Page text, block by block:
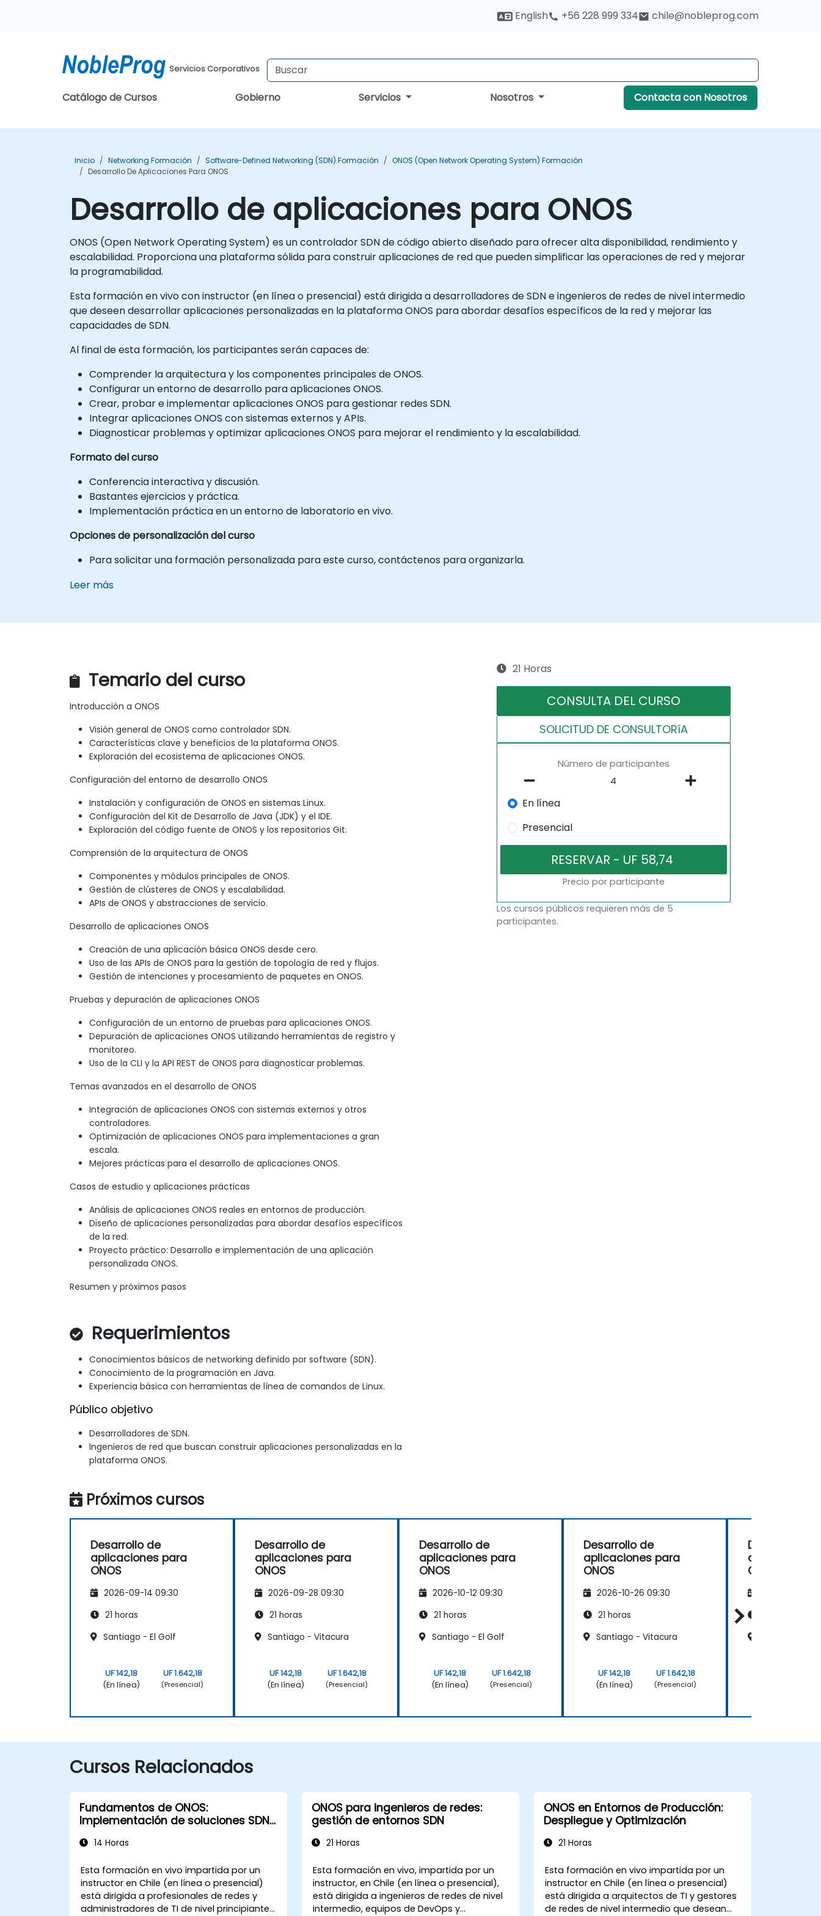
English +56 228 999 334 chile@nobleprog.com
Servicios Corporativos
Catálogo de Cursos Gobierno Servicios Nosotros Contacta con Nosotros
Inicio Networking Formación Software-Defined Networking (SDN) Formación
ONOS (Open Network Operating System) Formación
Desarrollo De Aplicaciones Para ONOS
Desarrollo de aplicaciones para ONOS
ONOS (Open Network Operating System) es un controlador SDN de código abierto diseñado para ofrecer alta disponibilidad, rendimiento y
escalabilidad. Proporciona una plataforma sólida para construir aplicaciones de red que pueden simplificar las operaciones de red y mejorar
la programabilidad.
Esta formación en vivo con instructor (en línea o presencial) está dirigida a desarrolladores de SDN e ingenieros de redes de nivel intermedio
que deseen desarrollar aplicaciones personalizadas en la plataforma ONOS para abordar desafíos específicos de la red y mejorar las
capacidades de SDN.
Al final de esta formación, los participantes serán capaces de:
Comprender la arquitectura y los componentes principales de ONOS.
Configurar un entorno de desarrollo para aplicaciones ONOS.
Crear, probar e implementar aplicaciones ONOS para gestionar redes SDN.
Integrar aplicaciones ONOS con sistemas externos y APIs.
Diagnosticar problemas y optimizar aplicaciones ONOS para mejorar el rendimiento y la escalabilidad.
Formato del curso
Conferencia interactiva y discusión.
Bastantes ejercicios y práctica.
Implementación práctica en un entorno de laboratorio en vivo.
Opciones de personalización del curso
Para solicitar una formación personalizada para este curso, contáctenos para organizarla.
Leer más
Temario del curso
Introducción a ONOS
Visión general de ONOS como controlador SDN.
Características clave y beneficios de la plataforma ONOS.
Exploración del ecosistema de aplicaciones ONOS.
Configuración del entorno de desarrollo ONOS
Instalación y configuración de ONOS en sistemas Linux.
Configuración del Kit de Desarrollo de Java (JDK) y el IDE.
Exploración del código fuente de ONOS y los repositorios Git.
Comprensión de la arquitectura de ONOS
Componentes y módulos principales de ONOS.
Gestión de clústeres de ONOS y escalabilidad.
APIs de ONOS y abstracciones de servicio.
Desarrollo de aplicaciones ONOS
Creación de una aplicación básica ONOS desde cero.
Uso de las APIs de ONOS para la gestión de topología de red y flujos.
Gestión de intenciones y procesamiento de paquetes en ONOS.
Pruebas y depuración de aplicaciones ONOS
Configuración de un entorno de pruebas para aplicaciones ONOS.
Depuración de aplicaciones ONOS utilizando herramientas de registro y
monitoreo.
Uso de la CLI y la API REST de ONOS para diagnosticar problemas.
Temas avanzados en el desarrollo de ONOS
Integración de aplicaciones ONOS con sistemas externos y otros
controladores.
Optimización de aplicaciones ONOS para implementaciones a gran
escala.
Mejores prácticas para el desarrollo de aplicaciones ONOS.
Casos de estudio y aplicaciones prácticas
Análisis de aplicaciones ONOS reales en entornos de producción.
Diseño de aplicaciones personalizadas para abordar desafíos específicos
de la red.
Proyecto práctico: Desarrollo e implementación de una aplicación
personalizada ONOS.
Resumen y próximos pasos
Requerimientos
Conocimientos básicos de networking definido por software (SDN).
Conocimiento de la programación en Java.
Experiencia básica con herramientas de línea de comandos de Linux.
Público objetivo
Desarrolladores de SDN.
Ingenieros de red que buscan construir aplicaciones personalizadas en la
plataforma ONOS.
21 Horas
CONSULTA DEL CURSO
SOLICITUD DE CONSULTORíA
Número de participantes
En línea
Presencial
Precio por participante
Los cursos públicos requieren más de 5
participantes.
Próximos cursos
Desarrollo de
aplicaciones para
ONOS
2026-09-14 09:30
21 horas
Santiago - El Golf
UF 142,18
(En línea)
UF 1.642,18
(Presencial)
Desarrollo de
aplicaciones para
ONOS
2026-09-28 09:30
21 horas
Santiago - Vitacura
UF 142,18
(En línea)
UF 1.642,18
(Presencial)
Desarrollo de
aplicaciones para
ONOS
2026-10-12 09:30
21 horas
Santiago - El Golf
UF 142,18
(En línea)
UF 1.642,18
(Presencial)
Desarrollo de
aplicaciones para
ONOS
2026-10-26 09:30
21 horas
Santiago - Vitacura
UF 142,18
(En línea)
UF 1.642,18
(Presencial)
Desarrollo de
aplicaciones
ONOS
Cursos Relacionados
Fundamentos de ONOS:
Implementación de soluciones SDN
14 Horas
Esta formación en vivo impartida por un
instructor en Chile (en línea o presencial)
está dirigida a profesionales de redes y
administradores de TI de nivel principiante
ONOS para ingenieros de redes:
gestión de entornos SDN
21 Horas
Esta formación en vivo, impartida por un
instructor, en Chile (en línea o presencial),
está dirigida a ingenieros de redes de nivel
intermedio, equipos de DevOps y
ONOS en Entornos de Producción:
Despliegue y Optimización
21 Horas
Esta formación en vivo impartida por un
instructor en Chile (en línea o presencial)
está dirigida a arquitectos de TI y gestores
de redes de nivel intermedio que desean